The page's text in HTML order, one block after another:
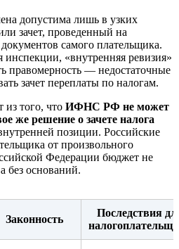
допустима лишь в узких
зачет, проведенный на
самого плательщика.
«внутренняя ревизия»
правомерность — недостаточные
зачет переплаты по налогам.
из того, что ИФНС РФ не может
же решение о зачете налога
позиции. Российские
от произвольного
Федерации бюджет не
без оснований.
Законность
Последствия